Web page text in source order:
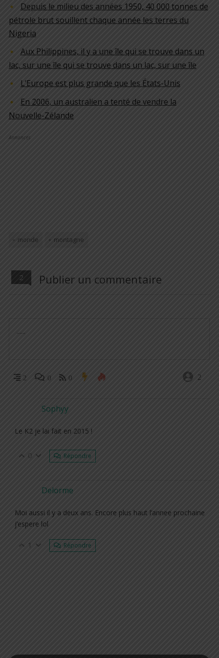
Depuis le milieu des années 1950, 40 000 tonnes de
pétrole brut souillent chaque année les terres du
Nigeria
Aux Philippines, il y a une île qui se trouve dans un
lac, sur une île qui se trouve dans un lac, sur une île
L’Europe est plus grande que les États-Unis
En 2006, un australien a tenté de vendre la
Nouvelle-Zélande
Annonces
monde montagne
2 Publier un commentaire
2 0 0 2
Sophyy
Le K2 je lai fait en 2015 !
0 Répondre
Delorme
Moi aussi il y a deux ans. Encore plus haut l’annee prochaine
j’espere lol
1 Répondre